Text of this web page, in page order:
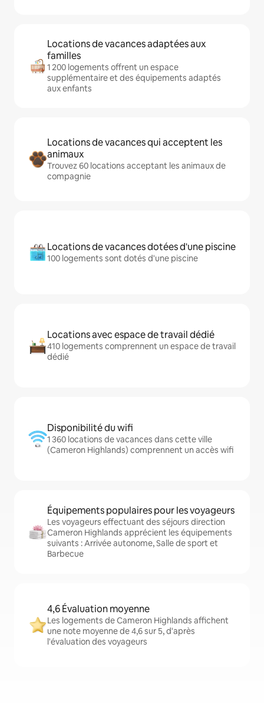
Locations de vacances adaptées aux
familles
1 200 logements offrent un espace
supplémentaire et des équipements adaptés
aux enfants
Locations de vacances qui acceptent les
animaux
Trouvez 60 locations acceptant les animaux de
compagnie
Locations de vacances dotées d'une piscine
100 logements sont dotés d'une piscine
Locations avec espace de travail dédié
410 logements comprennent un espace de travail
dédié
Disponibilité du wifi
1 360 locations de vacances dans cette ville
(Cameron Highlands) comprennent un accès wifi
Équipements populaires pour les voyageurs
Les voyageurs effectuant des séjours direction
Cameron Highlands apprécient les équipements
suivants : Arrivée autonome, Salle de sport et
Barbecue
4,6 Évaluation moyenne
Les logements de Cameron Highlands affichent
une note moyenne de 4,6 sur 5, d'après
l'évaluation des voyageurs